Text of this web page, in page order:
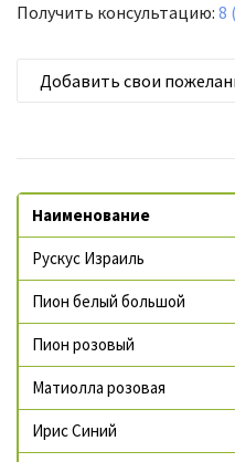
Получить консультацию: 8
Добавить свои
Наименование
Рускус Израиль
Пион белый большой
Пион розовый
Матиолла розовая
Ирис Синий